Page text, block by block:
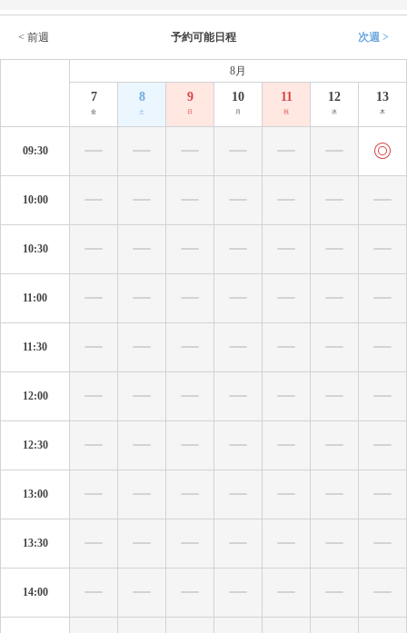
< 前週 予約可能日程 次週 >
8月
7
金
8
土
9
日
10
月
11
祝
12
水
13
木
09:30
10:00
10:30
11:00
11:30
12:00
12:30
13:00
13:30
14:00